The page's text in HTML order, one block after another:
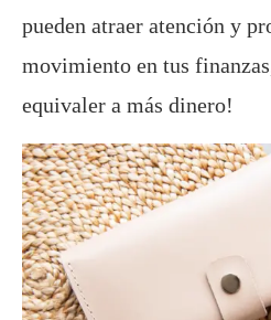
pueden atraer atención y
movimiento en tus
equivaler a más dinero!